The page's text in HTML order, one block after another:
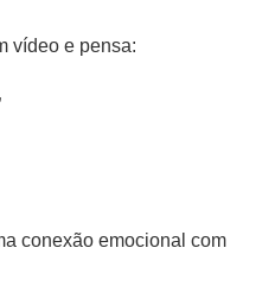
vídeo e pensa:
conexão emocional com